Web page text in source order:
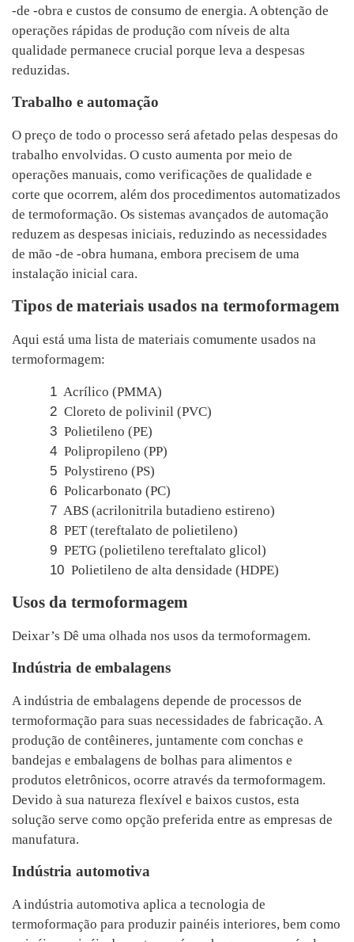
-de -obra e custos de consumo de energia. A obtenção de
operações rápidas de produção com níveis de alta
qualidade permanece crucial porque leva a despesas
reduzidas.
Trabalho e automação
O preço de todo o processo será afetado pelas despesas do
trabalho envolvidas. O custo aumenta por meio de
operações manuais, como verificações de qualidade e
corte que ocorrem, além dos procedimentos automatizados
de termoformação. Os sistemas avançados de automação
reduzem as despesas iniciais, reduzindo as necessidades
de mão -de -obra humana, embora precisem de uma
instalação inicial cara.
Tipos de materiais usados ​​na termoformagem
Aqui está uma lista de materiais comumente usados ​​na
termoformagem:
1 Acrílico (PMMA)
2 Cloreto de polivinil (PVC)
3 Polietileno (PE)
4 Polipropileno (PP)
5 Polystireno (PS)
6 Policarbonato (PC)
7 ABS (acrilonitrila butadieno estireno)
8 PET (tereftalato de polietileno)
9 PETG (polietileno tereftalato glicol)
10 Polietileno de alta densidade (HDPE)
Usos da termoformagem
Deixar’s Dê uma olhada nos usos da termoformagem.
Indústria de embalagens
A indústria de embalagens depende de processos de
termoformação para suas necessidades de fabricação. A
produção de contêineres, juntamente com conchas e
bandejas e embalagens de bolhas para alimentos e
produtos eletrônicos, ocorre através da termoformagem.
Devido à sua natureza flexível e baixos custos, esta
solução serve como opção preferida entre as empresas de
manufatura.
Indústria automotiva
A indústria automotiva aplica a tecnologia de
termoformação para produzir painéis interiores, bem como